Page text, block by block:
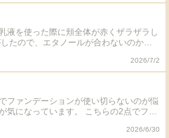
液を使った際に頬全体が赤くザラザラし
たので、エタノールが合わないのかな
ファンデを愛用しています(クレドの下
ール以外にアレルギーが出やすいものが
2026/7/2
ファンデーションが使い切らないのが悩
気になっています。 こちらの2点でファ
りますか？ クマと薄めのニキビ跡があ
りません。
2026/6/30